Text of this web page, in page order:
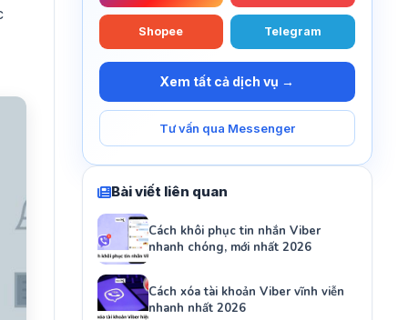
Shopee Telegram
Xem tất cả dịch vụ →
Tư vấn qua Messenger
Bài viết liên quan
Cách khôi phục tin nhắn Viber
nhanh chóng, mới nhất 2026
Cách xóa tài khoản Viber vĩnh viễn
nhanh nhất 2026